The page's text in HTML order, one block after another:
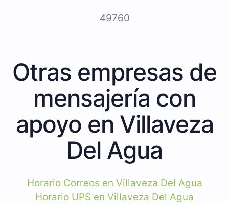
49760
Otras empresas de
mensajería con
apoyo en Villaveza
Del Agua
Horario Correos en Villaveza Del Agua
Horario UPS en Villaveza Del Agua